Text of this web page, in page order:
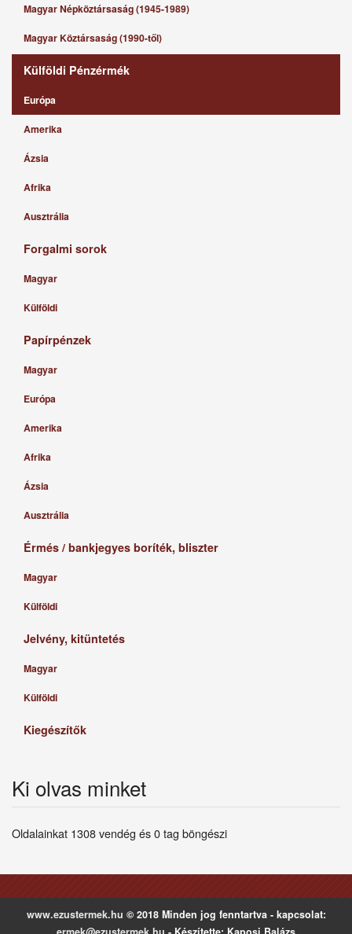
Magyar Népköztársaság (1945-1989)
Magyar Köztársaság (1990-től)
Külföldi Pénzérmék
Európa
Amerika
Ázsia
Afrika
Ausztrália
Forgalmi sorok
Magyar
Külföldi
Papírpénzek
Magyar
Európa
Amerika
Afrika
Ázsia
Ausztrália
Érmés / bankjegyes boríték, bliszter
Magyar
Külföldi
Jelvény, kitüntetés
Magyar
Külföldi
Kiegészítők
Ki olvas minket
Oldalainkat 1308 vendég és 0 tag böngészi
www.ezustermek.hu © 2018 Minden jog fenntartva - kapcsolat: